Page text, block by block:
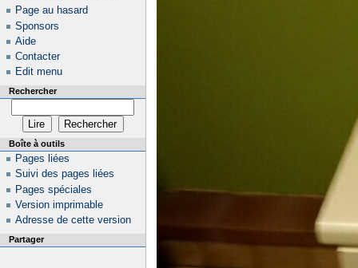
Page au hasard
Sponsors
Aide
Contacter
Edit menu
Rechercher
Boîte à outils
Pages liées
Suivi des pages liées
Pages spéciales
Version imprimable
Adresse de cette version
Partager